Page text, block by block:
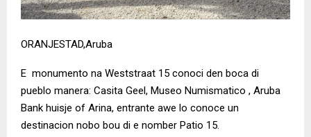
ORANJESTAD,Aruba
E monumento na Weststraat 15 conoci den boca di
pueblo manera: Casita Geel, Museo Numismatico , Aruba
Bank huisje of Arina, entrante awe lo conoce un
destinacion nobo bou di e nomber Patio 15.